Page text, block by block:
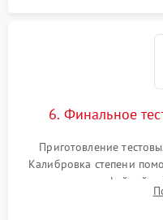
6. Финальное
Приготовление
Калибровка степени
плотности кофейной
качества молочной пены.